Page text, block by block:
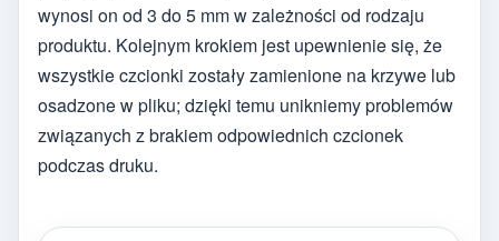
wynosi on od 3 do 5 mm w zależności od rodzaju
produktu. Kolejnym krokiem jest upewnienie się, że
wszystkie czcionki zostały zamienione na krzywe lub
osadzone w pliku; dzięki temu unikniemy problemów
związanych z brakiem odpowiednich czcionek
podczas druku.